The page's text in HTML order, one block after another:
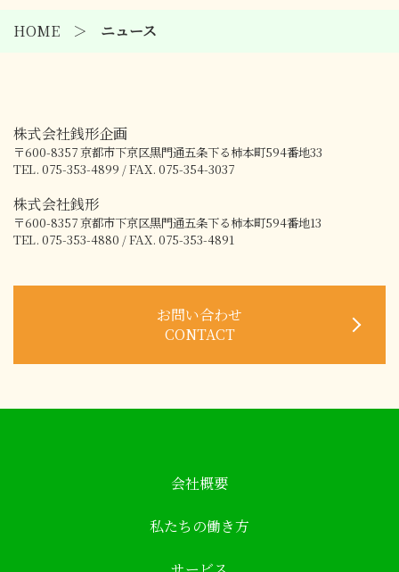
HOME ニュース
株式会社銭形企画
〒600-8357京都市下京区黒門通五条下る柿本町594番地33
TEL. 075-353-4899 / FAX. 075-354-3037
株式会社銭形
〒600-8357京都市下京区黒門通五条下る柿本町594番地13
TEL. 075-353-4880 / FAX. 075-353-4891
お問い合わせ
CONTACT
会社概要
私たちの働き方